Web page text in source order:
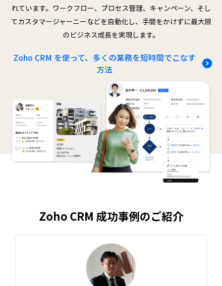
れています。ワークフロー、プロセス管理、キャンペーン、そし
てカスタマージャーニーなどを自動化し、手間をかけずに最大限
のビジネス成長を実現します。
Zoho CRM を使って、多くの業務を短時間でこなす
方法
Zoho CRM 成功事例のご紹介